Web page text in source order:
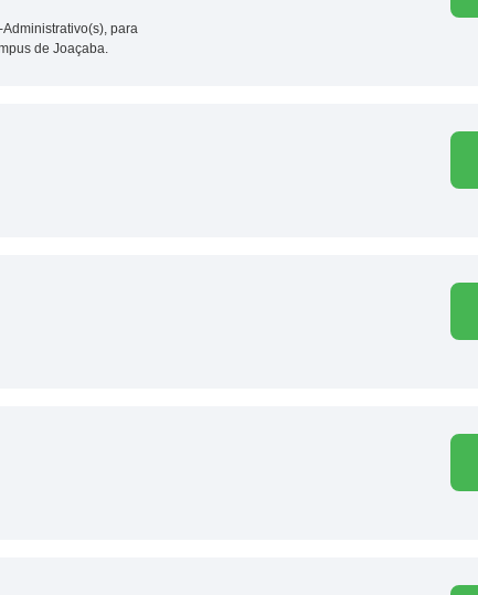
para
de Joaçaba.